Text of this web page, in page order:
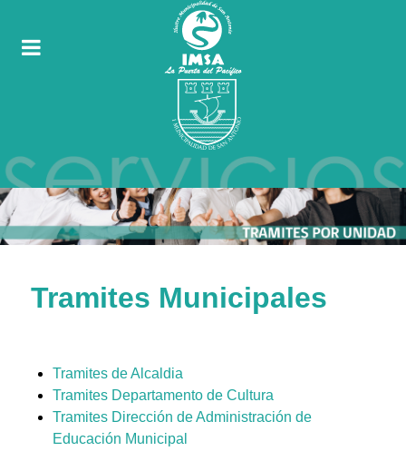
Tramites Municipales
Tramites de Alcaldia
Tramites Departamento de Cultura
Tramites Dirección de Administración de
Educación Municipal